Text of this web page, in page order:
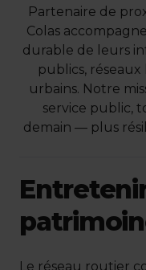
Partenaire de
Colas
durable de leurs
publics,
urbains. Notre
service public,
demain — plus
Le réseau routier